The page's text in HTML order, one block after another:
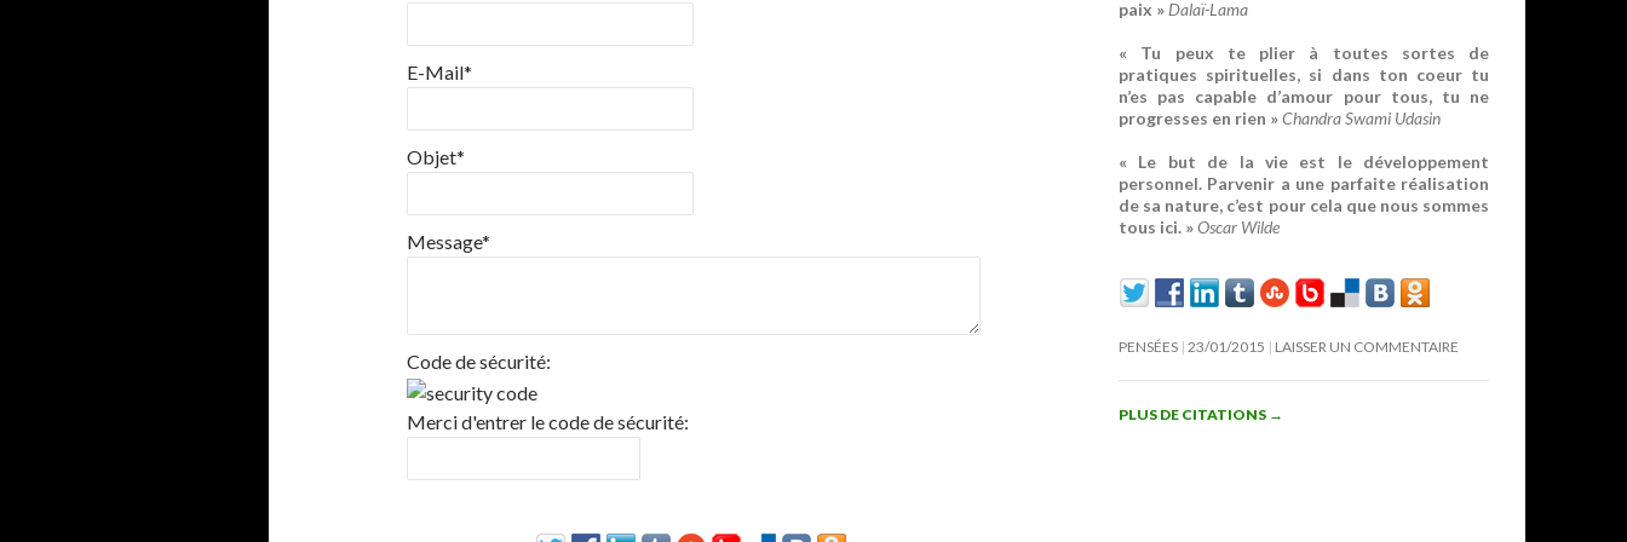
E-Mail*
Objet*
Message*
Code de sécurité:
Merci d'entrer le code de sécurité:
paix » Dalaï-Lama
« Tu peux te plier à toutes sortes de
pratiques spirituelles, si dans ton coeur tu
n’es pas capable d’amour pour tous, tu ne
progresses en rien »Chandra Swami Udasin
« Le but de la vie est le développement
personnel. Parvenir a une parfaite réalisation
de sa nature, c’est pour cela que nous sommes
tous ici. »Oscar Wilde
PENSÉES 23/01/2015 LAISSER UN COMMENTAIRE
PLUS DE CITATIONS →